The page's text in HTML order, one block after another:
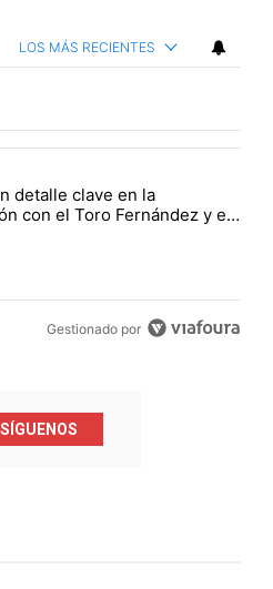
LOS MÁS RECIENTES
detalle clave en la
con el Toro Fernández y el
un '9' a Cruz Azul
Gestionado por